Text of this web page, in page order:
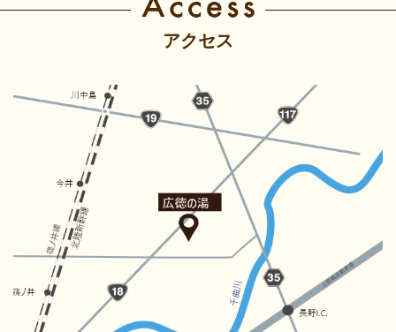
アクセス